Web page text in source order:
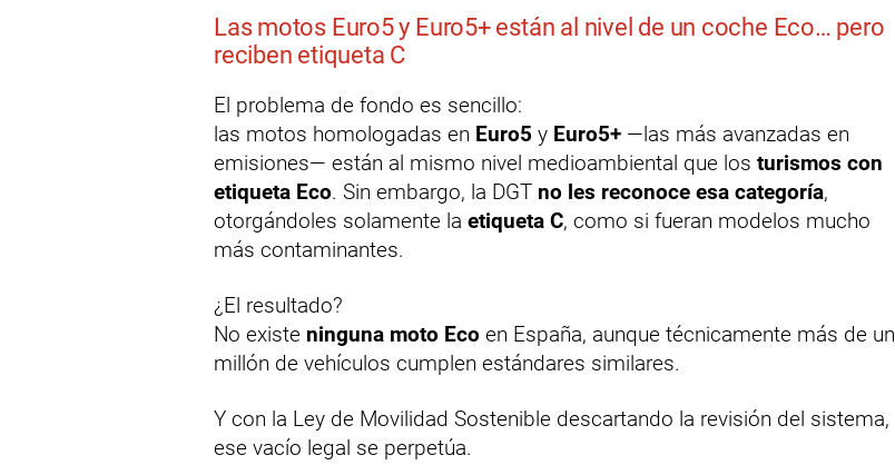
Las motos Euro5 y Euro5+ están al nivel de un coche Eco… pero
reciben etiqueta C
El problema de fondo es sencillo:
las motos homologadas en Euro5 y Euro5+ —las más avanzadas en
emisiones— están al mismo nivel medioambiental que los turismos con
etiqueta Eco. Sin embargo, la DGT no les reconoce esa categoría,
otorgándoles solamente la etiqueta C, como si fueran modelos mucho
más contaminantes.
¿El resultado?
No existe ninguna moto Eco en España, aunque técnicamente más de un
millón de vehículos cumplen estándares similares.
Y con la Ley de Movilidad Sostenible descartando la revisión del sistema,
ese vacío legal se perpetúa.